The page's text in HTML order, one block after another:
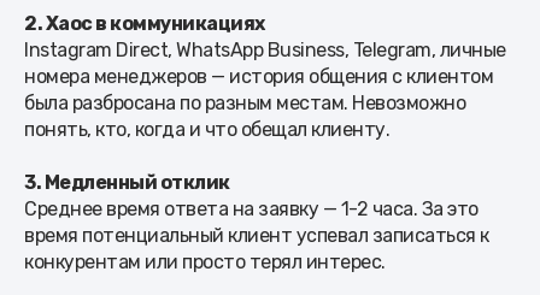
2. Хаос в коммуникациях
Instagram Direct, WhatsApp Business, Telegram, личные
номера менеджеров — история общения с клиентом
была разбросана по разным местам. Невозможно
понять, кто, когда и что обещал клиенту.
3. Медленный отклик
Среднее время ответа на заявку — 1-2 часа. За это
время потенциальный клиент успевал записаться к
конкурентам или просто терял интерес.